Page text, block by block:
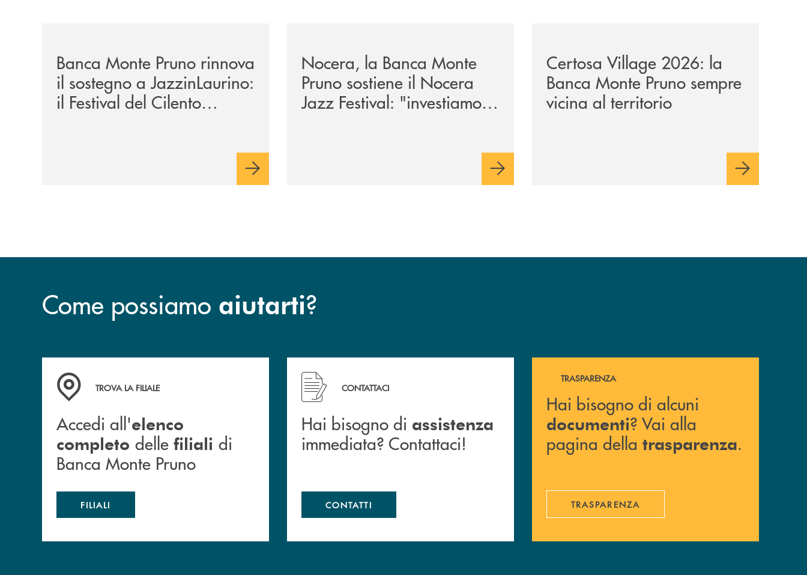
Banca Monte Pruno rinnova
il sostegno a JazzinLaurino:
il Festival del Cilento
Nocera, la Banca Monte
Pruno sostiene il Nocera
Jazz Festival: "investiamo
Certosa Village 2026: la
Banca Monte Pruno sempre
vicina al territorio
Come possiamo aiutarti?
Accedi all' elenco completo&nbsp; delle&nbsp; filiali&nbsp; di Banca Monte Pruno
TROVA LA FILIALE
Accedi all'elenco
completo delle filiali di
Banca Monte Pruno
FILIALI
Hai bisogno di assistenza immediata? Contattaci!
CONTATTACI
Hai bisogno di assistenza
immediata? Contattaci!
CONTATTI
Hai bisogno di alcuni documenti ? Vai alla pagina della
TRASPARENZA
Hai bisogno di alcuni
documenti? Vai alla
pagina della trasparenza.
TRASPARENZA